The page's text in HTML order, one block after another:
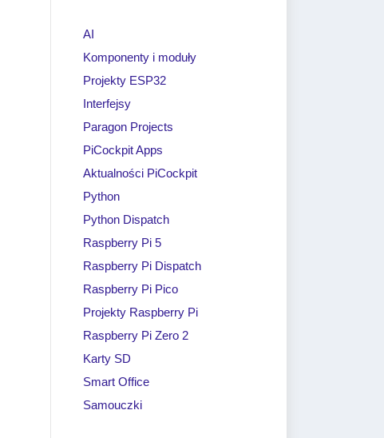
AI
Komponenty i moduły
Projekty ESP32
Interfejsy
Paragon Projects
PiCockpit Apps
Aktualności PiCockpit
Python
Python Dispatch
Raspberry Pi 5
Raspberry Pi Dispatch
Raspberry Pi Pico
Projekty Raspberry Pi
Raspberry Pi Zero 2
Karty SD
Smart Office
Samouczki